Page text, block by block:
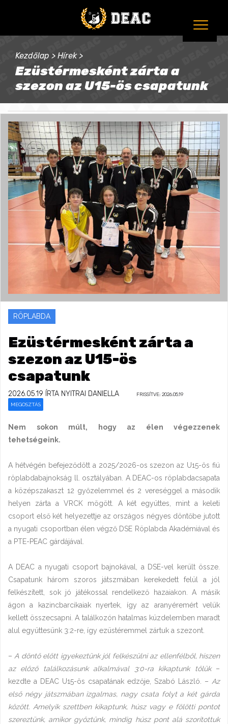
Kezdőlap > Hírek >
Ezüstérmesként zárta a
szezon az U15-ös csapatunk
RÖPLABDA
Ezüstérmesként zárta a
szezon az U15-ös
csapatunk
2026.05.19 ÍRTA NYITRAI DANIELLA FRISSÍTVE: 2026.05.19
MEGOSZTÁS
Nem sokon múlt, hogy az élen végezzenek
tehetségeink.
A hétvégén befejeződött a 2025/2026-os szezon az U15-ös fiú
röplabdabajnokság ll. osztályában. A DEAC-os röplabdacsapata
a középszakaszt 12 győzelemmel és 2 vereséggel a második
helyen zárta a VRCK mögött. A két együttes, mint a keleti
csoport első két helyezettje az országos négyes döntőbe jutott
a nyugati csoportban élen végző DSE Röplabda Akadémiával és
a PTE-PEAC gárdájával.
A DEAC a nyugati csoport bajnokával, a DSE-vel került össze.
Csapatunk három szoros játszmában kerekedett felül a jól
felkészített, sok jó játékossal rendelkező hazaiakon. A másik
ágon a kazincbarcikaiak nyertek, így az aranyéremért velük
kellett összecsapni. A találkozón hatalmas küzdelemben maradt
alul együttesünk 3:2-re, így ezüstéremmel zártuk a szezont.
– A döntő előtt igyekeztünk jól felkészülni az ellenfélből, hiszen
az előző találkozásunk alkalmával 3:0-ra kikaptunk tőlük–
kezdte a DEAC U15-ös csapatának edzője, Szabó László. – Az
első négy játszmában izgalmas, nagy csata folyt a két gárda
között. Amelyik szettben kikaptunk, húsz vagy e fölötti pontot
szereztünk, amikor győztünk, mindig húsz pont alá szorítottuk